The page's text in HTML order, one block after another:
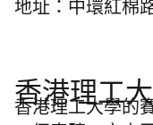
地址：中環紅棉
香港理工
香港理工大學的